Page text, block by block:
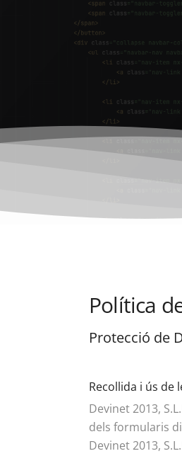
Política
Protecció de
Recollida i ús de
Devinet 2013,
dels formularis
Devinet 2013,